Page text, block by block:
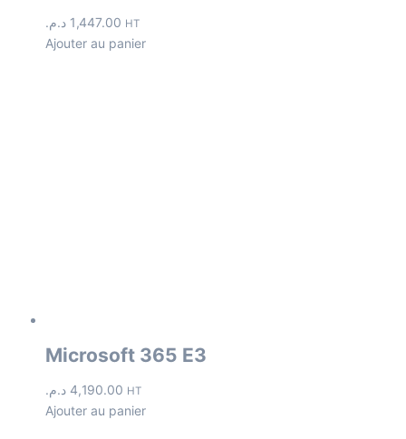
1,447.00 د.م. HT
Ajouter au panier
Microsoft 365 E3
4,190.00 د.م. HT
Ajouter au panier